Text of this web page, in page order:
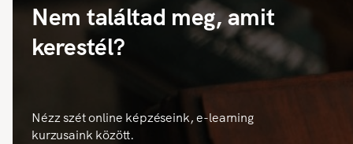
Nem találtad meg, amit
kerestél?
Nézz szét online képzéseink, e-learning
kurzusaink között.